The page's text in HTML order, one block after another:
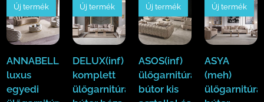
ANNABELLE(ode)
luxus
egyedi
Új termék
DELUX(inf)
komplett
ülőgarnitúra
Új termék
ASOS(inf)
ülőgarnitúra
bútor kis
Új termék
ASYA
(meh)
ülőgarnitúra
Új termék